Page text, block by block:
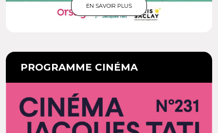
EN SAVOIR PLUS
PROGRAMME CINÉMA